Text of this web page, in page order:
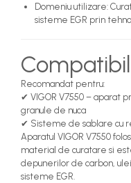
Domeniu utilizare:
sisteme EGR prin
Recomandat pentru:
✔ VIGOR V7550 – aparat
granule de nuca
✔ Sisteme de sablare cu
Aparatul VIGOR V7550
material de curatare si
depunerilor de carbon,
sisteme EGR.